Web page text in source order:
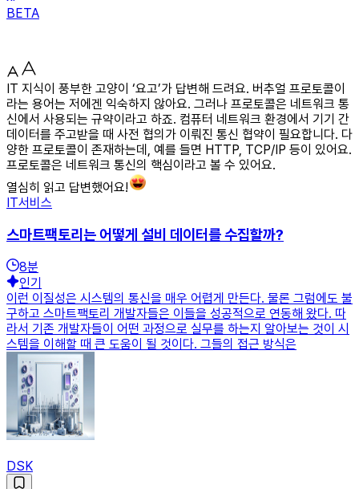
BETA
IT 지식이 풍부한 고양이 ‘요고’가 답변해 드려요. 버추얼 프로토콜이
라는 용어는 저에겐 익숙하지 않아요. 그러나 프로토콜은 네트워크 통
신에서 사용되는 규약이라고 하죠. 컴퓨터 네트워크 환경에서 기기 간
데이터를 주고받을 때 사전 협의가 이뤄진 통신 협약이 필요합니다. 다
양한 프로토콜이 존재하는데, 예를 들면 HTTP, TCP/IP 등이 있어요.
프로토콜은 네트워크 통신의 핵심이라고 볼 수 있어요.
열심히 읽고 답변했어요!
IT서비스
스마트팩토리는 어떻게 설비 데이터를 수집할까?
8분
인기
이런 이질성은 시스템의 통신을 매우 어렵게 만든다. 물론 그럼에도 불
구하고 스마트팩토리 개발자들은 이들을 성공적으로 연동해 왔다. 따
라서 기존 개발자들이 어떤 과정으로 실무를 하는지 알아보는 것이 시
스템을 이해할 때 큰 도움이 될 것이다. 그들의 접근 방식은
DSK